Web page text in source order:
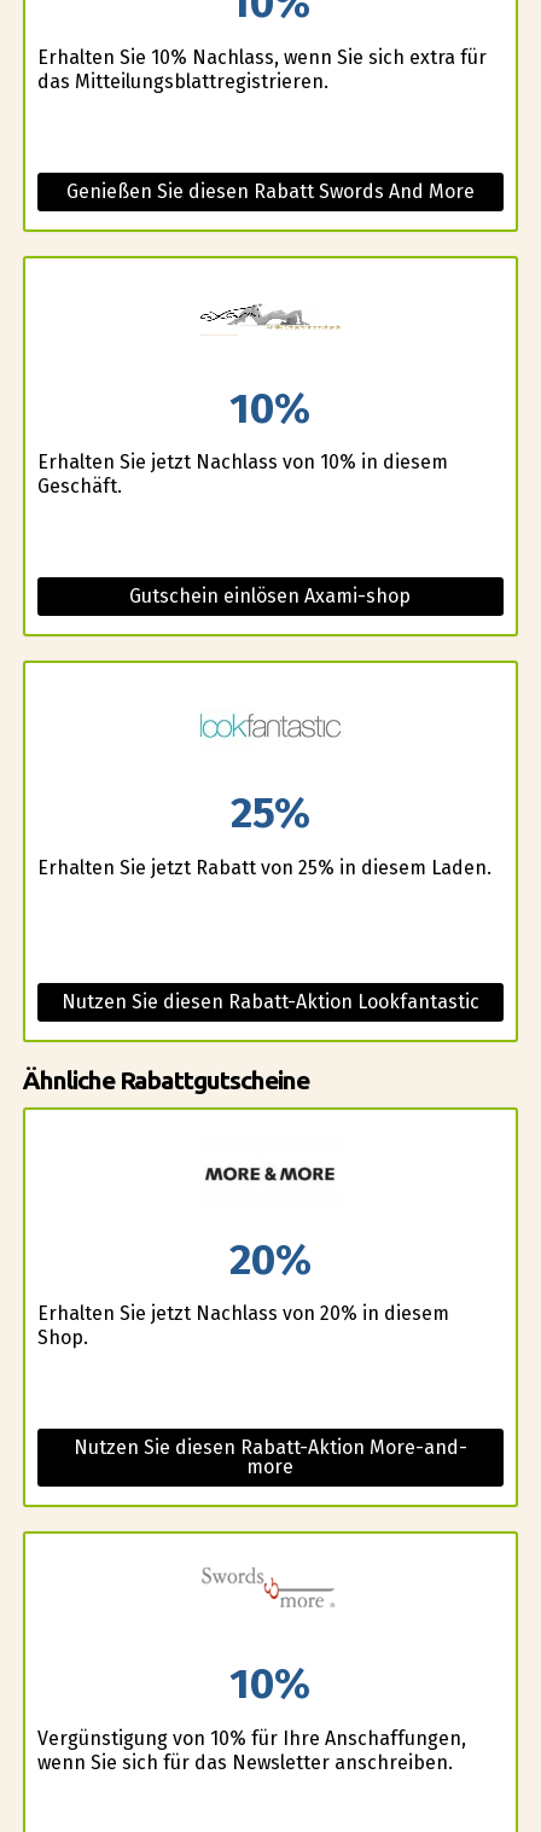
Erhalten Sie 10% Nachlass, wenn Sie sich extra für
das Mitteilungsblattregistrieren.
Genießen Sie diesen Rabatt Swords And More
10%
Erhalten Sie jetzt Nachlass von 10% in diesem
Geschäft.
Gutschein einlösen Axami-shop
25%
Erhalten Sie jetzt Rabatt von 25% in diesem Laden.
Nutzen Sie diesen Rabatt-Aktion Lookfantastic
Ähnliche Rabattgutscheine
20%
Erhalten Sie jetzt Nachlass von 20% in diesem
Shop.
Nutzen Sie diesen Rabatt-Aktion More-and-
more
10%
Vergünstigung von 10% für Ihre Anschaffungen,
wenn Sie sich für das Newsletter anschreiben.